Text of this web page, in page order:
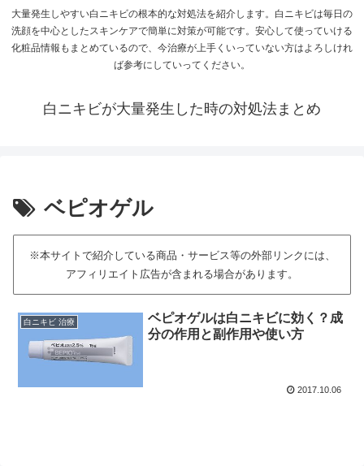
大量発生しやすい白ニキビの根本的な対処法を紹介します。白ニキビは毎日の
洗顔を中心としたスキンケアで簡単に対策が可能です。安心して使っていける
化粧品情報もまとめているので、今治療が上手くいっていない方はよろしけれ
ば参考にしていってください。
白ニキビが大量発生した時の対処法まとめ
ベピオゲル
※本サイトで紹介している商品・サービス等の外部リンクには、
アフィリエイト広告が含まれる場合があります。
白ニキビ 治療
ベピオゲルは白ニキビに効く？成
分の作用と副作用や使い方
2017.10.06